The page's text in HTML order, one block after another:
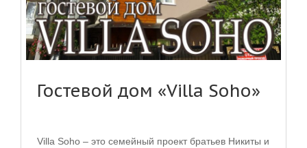
Гостевой дом «Villa Soho»
Villa Soho – это семейный проект братьев Никиты и